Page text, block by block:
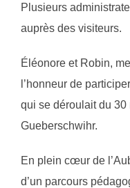
Plusieurs
auprès des visiteurs.
Éléonore et Robin,
l’honneur de
qui se déroulait du
Gueberschwihr.
En plein cœur de
d’un parcours